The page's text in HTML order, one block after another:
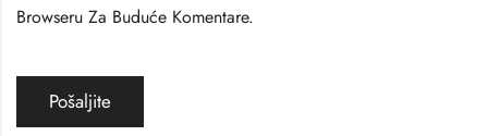
Browseru Za Buduće Komentare.